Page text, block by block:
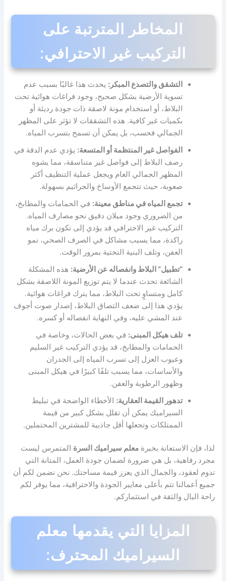
المخاطر المترتبة على
التركيب غير الاحترافي:
التشقق والتصدع المبكر: يحدث هذا غالبًا بسبب عدم
تسوية الأرضية بشكل صحيح، وجود فراغات هوائية تحت
البلاط، أو استخدام مونة لاصقة ذات جودة رديئة أو
بكميات غير كافية. هذه التشققات لا تؤثر على المظهر
الجمالي فحسب، بل يمكن أن تسمح بتسرب المياه.
الفواصل غير المنتظمة أو المتسعة: يؤدي عدم الدقة في
رصف البلاط إلى فواصل غير متناسقة، مما يشوه
المظهر الجمالي العام ويجعل عملية التنظيف أكثر
صعوبة، حيث تتجمع الأوساخ والجراثيم بسهولة.
تجمع المياه في مناطق معينة: في الحمامات والمطابخ،
من الضروري وجود ميلان دقيق نحو مصارف المياه.
التركيب غير الاحترافي قد يؤدي إلى تكون برك مياه
راكدة، مما يسبب مشاكل في الصرف الصحي، نمو
العفن، وتلف البنية التحتية بمرور الوقت.
“تطبيل” البلاط وانفصاله عن الأرضية: هذه المشكلة
الشائعة تحدث عندما لا يتم توزيع المونة اللاصقة بشكل
كامل ومتساوٍ تحت البلاط، مما يترك فراغات هوائية.
يؤدي هذا إلى ضعف التصاق البلاط، إصدار صوت أجوف
عند المشي عليه، وفي النهاية انفصاله أو كسره.
تلف هيكل المبنى: في بعض الحالات، وخاصة في
الحمامات والمطابخ، قد يؤدي التركيب غير السليم
وعيوب العزل إلى تسرب المياه إلى الجدران
والأساسات، مما يسبب تلفًا كبيرًا في هيكل المبنى
وظهور الرطوبة والعفن.
تدهور القيمة العقارية: الأخطاء الواضحة في تبليط
السيراميك يمكن أن تقلل بشكل كبير من قيمة
الممتلكات وتجعلها أقل جاذبية للمشترين المحتملين.
لذا، فإن الاستعانة بخبرةمعلم سيراميك السرة المتمرس ليست
مجرد رفاهية، بل هي ضرورة لضمان جودة العمل، المتانة التي
تدوم لعقود، والجمال الذي يعزز قيمة مساحتك. نحن نضمن لكم أن
جميع أعمالنا تتم بأعلى معايير الجودة والاحترافية، مما يوفر لكم
راحة البال والثقة في استثماركم.
المزايا التي يقدمها معلم
السيراميك المحترف: